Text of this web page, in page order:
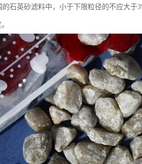
石英砂滤料中，小于下限粒径的不应大